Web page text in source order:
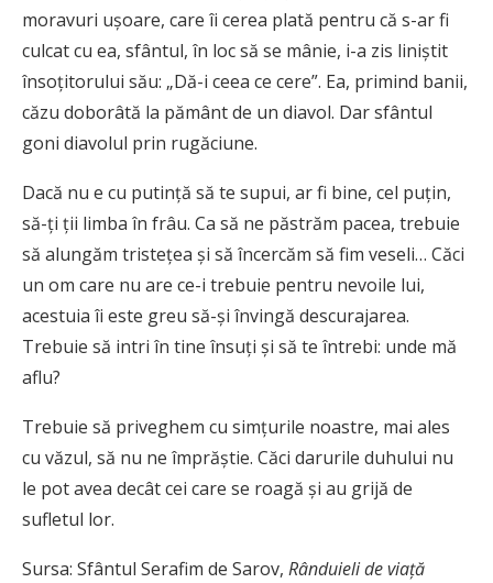
moravuri uşoare, care îi cerea plată pentru că s-ar fi
culcat cu ea, sfântul, în loc să se mânie, i-a zis liniştit
însoţitorului său: „Dă-i ceea ce cere”. Ea, primind banii,
căzu doborâtă la pământ de un diavol. Dar sfântul
goni diavolul prin rugăciune.
Dacă nu e cu putinţă să te supui, ar fi bine, cel puţin,
să-ţi ţii limba în frâu. Ca să ne păstrăm pacea, trebuie
să alungăm tristeţea şi să încercăm să fim veseli… Căci
un om care nu are ce-i trebuie pentru nevoile lui,
acestuia îi este greu să-şi învingă descurajarea.
Trebuie să intri în tine însuţi şi să te întrebi: unde mă
aflu?
Trebuie să priveghem cu simţurile noastre, mai ales
cu văzul, să nu ne împrăştie. Căci darurile duhului nu
le pot avea decât cei care se roagă şi au grijă de
sufletul lor.
Sursa: Sfântul Serafim de Sarov, Rânduieli de viaţă